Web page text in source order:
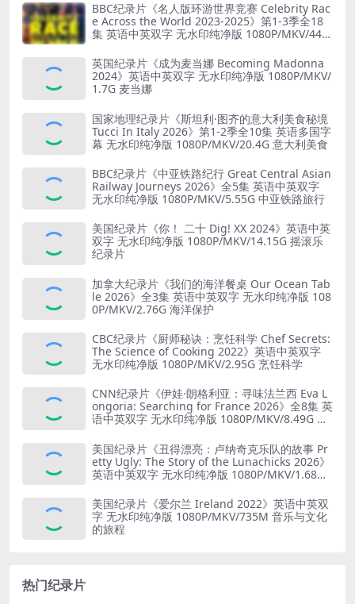
BBC纪录片《名人版环游世界竞赛 Celebrity Rac
e Across the World 2023-2025》第1-3季全18
集 英语中英双字 无水印纯净版 1080P/MKV/44.8
英国纪录片《成为麦当娜 Becoming Madonna
2024》英语中英双字 无水印纯净版 1080P/MKV/
1.7G 麦当娜
国家地理纪录片《斯坦利·图齐的意大利美食秘境
Tucci In Italy 2026》第1-2季全10集 英语多国字
幕 无水印纯净版 1080P/MKV/20.4G 意大利美食
BBC纪录片《中亚铁路纪行 Great Central Asian
Railway Journeys 2026》全5集 英语中英双字
无水印纯净版 1080P/MKV/5.55G 中亚铁路旅行
美国纪录片《你！ 二十 Dig! XX 2024》英语中英
双字 无水印纯净版 1080P/MKV/14.15G 摇滚乐
纪录片
加拿大纪录片《我们的海洋餐桌 Our Ocean Tab
le 2026》全3集 英语中英双字 无水印纯净版 108
0P/MKV/2.76G 海洋保护
CBC纪录片《厨师秘诀：烹饪科学 Chef Secrets:
The Science of Cooking 2022》英语中英双字
无水印纯净版 1080P/MKV/2.95G 烹饪科学
CNN纪录片《伊娃·朗格利亚：寻味法兰西 Eva L
ongoria: Searching for France 2026》全8集 英
语中英双字 无水印纯净版 1080P/MKV/8.49G 法
美国纪录片《丑得漂亮：卢纳奇克乐队的故事 Pr
etty Ugly: The Story of the Lunachicks 2026》
英语中英双字 无水印纯净版 1080P/MKV/1.68G
美国纪录片《爱尔兰 Ireland 2022》英语中英双
字 无水印纯净版 1080P/MKV/735M 音乐与文化
的旅程
热门纪录片